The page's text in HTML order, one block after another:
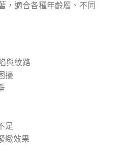
，適合各種年齡層、不同
與紋路
擾
足
緻效果